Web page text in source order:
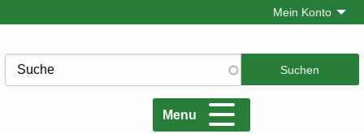
zum
Mein Konto
Suche
Menu